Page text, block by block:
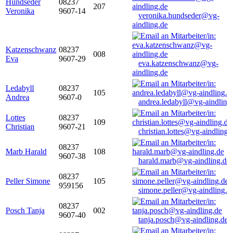
Hundseder
Veronika
08237
9607-14
207
veronika.hundseder@vg-
aindling.de
Katzenschwanz
Eva
08237
9607-29
008
eva.katzenschwanz@vg-
aindling.de
Ledabyll
Andrea
08237
9607-0
105
andrea.ledabyll@vg-
Lottes
Christian
08237
9607-21
109
christian.lottes@vg-
Marb Harald
08237
9607-38
108
harald.marb@vg-
Peller Simone
08237
959156
105
simone.peller@vg-
Posch Tanja
08237
9607-40
002
tanja.posch@vg-